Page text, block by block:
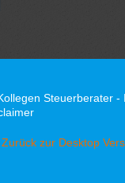
Steuerberater -
Zurück zur Desktop